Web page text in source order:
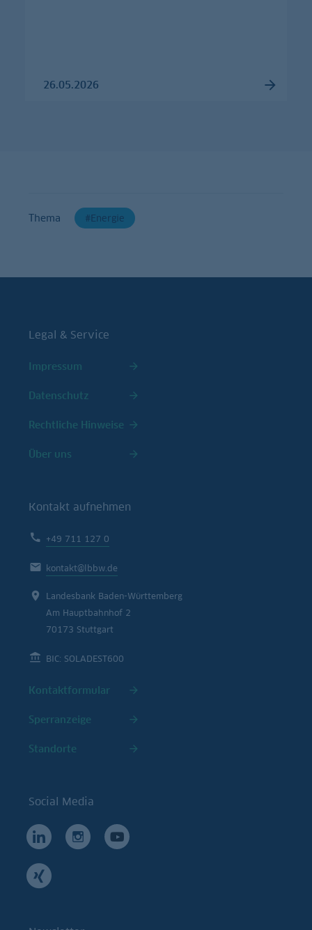
26.05.2026
Thema Energie
Legal & Service
Impressum
Datenschutz
Rechtliche Hinweise
Über uns
Kontakt aufnehmen
+49 711 127 0
kontakt@lbbw.de
Landesbank Baden-Württemberg
Am Hauptbahnhof 2
70173 Stuttgart
BIC: SOLADEST600
Kontaktformular
Sperranzeige
Standorte
Social Media